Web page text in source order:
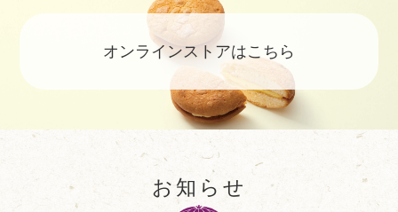
オンラインストアはこちら
お知らせ